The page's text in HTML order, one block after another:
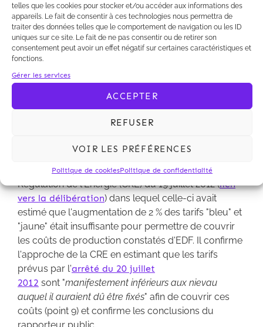
telles que les cookies pour stocker et/ou accéder aux informations des
appareils. Le fait de consentir à ces technologies nous permettra de
traiter des données telles que le comportement de navigation ou les ID
uniques sur ce site. Le fait de ne pas consentir ou de retirer son
consentement peut avoir un effet négatif sur certaines caractéristiques et
fonctions.
Gérer les services
ACCEPTER
REFUSER
VOIR LES PRÉFÉRENCES
Politique de cookiesPolitique de confidentialité
(lien vers la décision).
Dans un arrêt du 11 avril 2014, le Conseil d'Etat a
annulé l'arrêté du 20 juillet 2012 relatif aux tarifs
celui-ci n'a pas fixé à un niveau plus élevé
Le Conseil d'Etat reprend l'avis de la Commission de
Régulation de l'Energie (CRE) du 19 juillet 2012 (lien
vers la délibération) dans lequel celle-ci avait
estimé que l'augmentation de 2 % des tarifs "bleu" et
"jaune" était insuffisante pour permettre de couvrir
les coûts de production constatés d'EDF. Il confirme
l'approche de la CRE en estimant que les tarifs
prévus par l'arrêté du 20 juillet
2012 sont "manifestement inférieurs aux nievau
auquel il auraient dû être fixés" afin de couvrir ces
coûts (point 9) et confirme les conclusions du